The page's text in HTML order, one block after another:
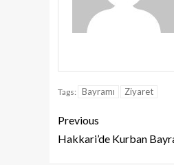
Tags: Bayramı Ziyaret
Previous
Hakkari’de Kurban